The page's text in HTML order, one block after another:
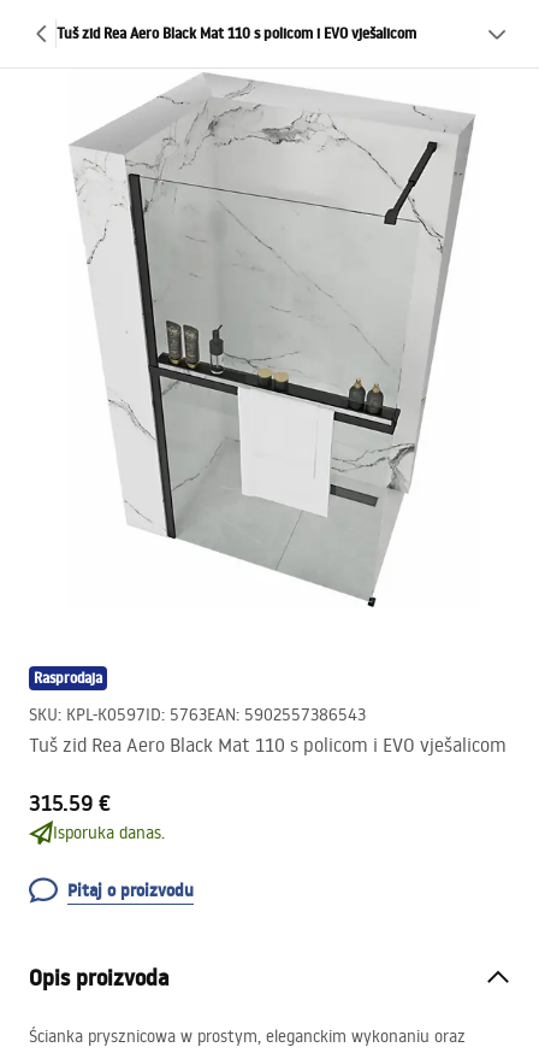
Tuš zid Rea Aero Black Mat 110 s policom i EVO vješalicom
Rasprodaja
SKU: KPL-K0597ID: 5763EAN: 5902557386543
Tuš zid Rea Aero Black Mat 110 s policom i EVO vješalicom
315.59 €
Isporuka danas.
Pitaj o proizvodu
Opis proizvoda
Ścianka prysznicowa w prostym, eleganckim wykonaniu oraz